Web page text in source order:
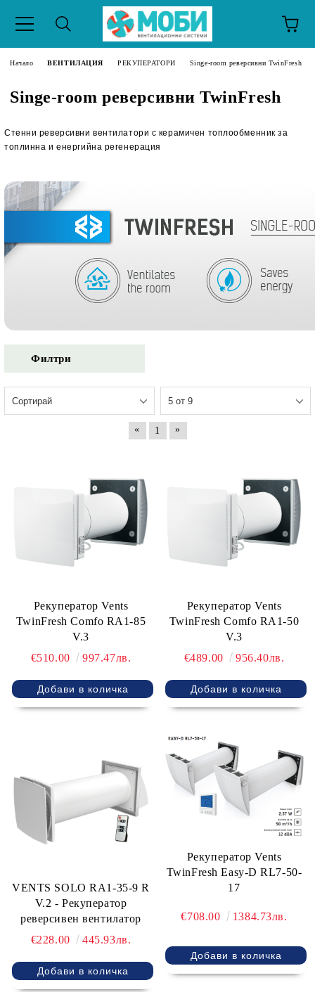
Начало ВЕНТИЛАЦИЯ РЕКУПЕРАТОРИ Singe-room реверсивни TwinFresh
Singe-room реверсивни TwinFresh
Стенни реверсивни вентилатори с керамичен топлообменник за
топлинна и енергийна регенерация
Филтри
« 1 »
Рекуператор Vents
TwinFresh Comfo RA1-85
V.3
€510.00
997.47лв.
Рекуператор Vents
TwinFresh Comfo RA1-50
V.3
€489.00
956.40лв.
VENTS SOLO RA1-35-9 R
V.2 - Рекуператор
реверсивен вентилатор
€228.00
445.93лв.
Рекуператор Vents
TwinFresh Easy-D RL7-50-
17
€708.00 1384.73лв.